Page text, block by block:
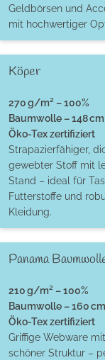
Geldbörsen und
mit hochwertiger
Köper
270 g/m² – 100%
Baumwolle – 148
Öko-Tex zertifiziert
Strapazierfähiger,
gewebter Stoff mit
Stand – ideal für
Futterstoffe und
Kleidung.
Panama
210 g/m² – 100%
Baumwolle – 160
Öko-Tex zertifiziert
Griffige Webware mit
schöner Struktur –